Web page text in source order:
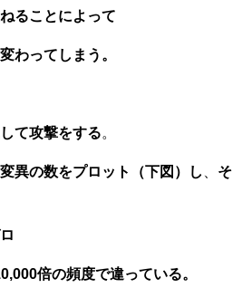
ることによって
わってしまう。
て攻撃をする。
異の数をプロット（下図）し
そ
倍の頻度で違っている。